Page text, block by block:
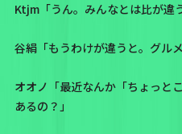
Ktjm「うん。みんなとは比が違
谷絹「もうわけが違うと。グルメ
オオノ「最近なんか「ちょっと
あるの？」